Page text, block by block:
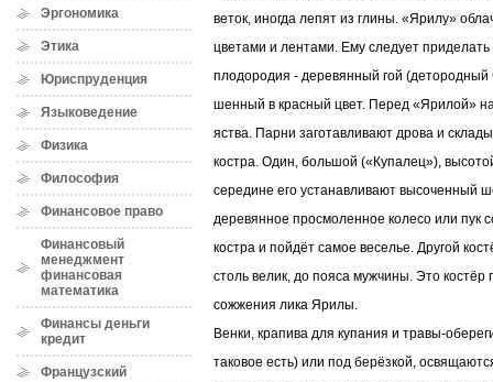
Эргономика
Этика
Юриспруденция
Языковедение
Физика
Философия
Финансовое право
Финансовый
менеджмент
финансовая
математика
Финансы деньги
кредит
Французский
веток, иногда лепят из глины. «Ярилу»
цветами и лентами. Ему следует приделать
плодородия - деревянный гой
шенный в красный цвет. Перед «Ярилой»
яства. Парни заготавливают дрова и
костра. Один, большой («Купалец»),
середине его устанавливают высоченный
деревянное просмоленное колесо или пук
костра и пойдёт самое веселье. Другой
столь велик, до пояса мужчины. Это костёр
сожжения лика Ярилы.
Венки, крапива для купания и травы-
таковое есть) или под берёзкой,